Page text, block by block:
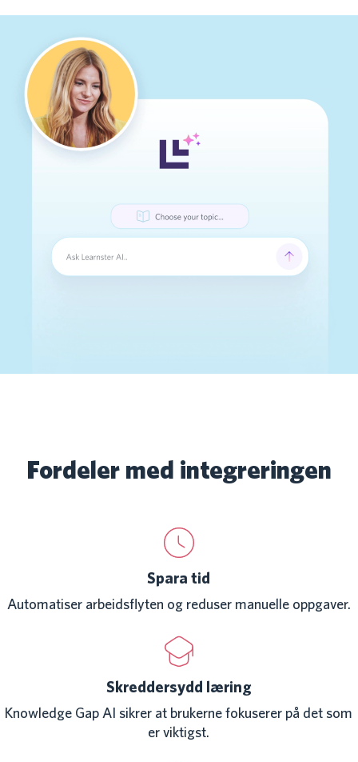
Fordeler med integreringen
Spara tid
Automatiser arbeidsflyten og reduser manuelle oppgaver.
Skreddersydd læring
Knowledge Gap AI sikrer at brukerne fokuserer på det som
er viktigst.